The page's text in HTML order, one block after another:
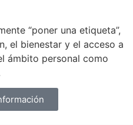
“poner una etiqueta”,
el bienestar y el acceso a
ámbito personal como